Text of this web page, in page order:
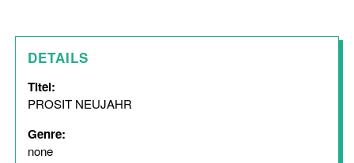
DETAILS
Titel:
PROSIT NEUJAHR
Genre:
none